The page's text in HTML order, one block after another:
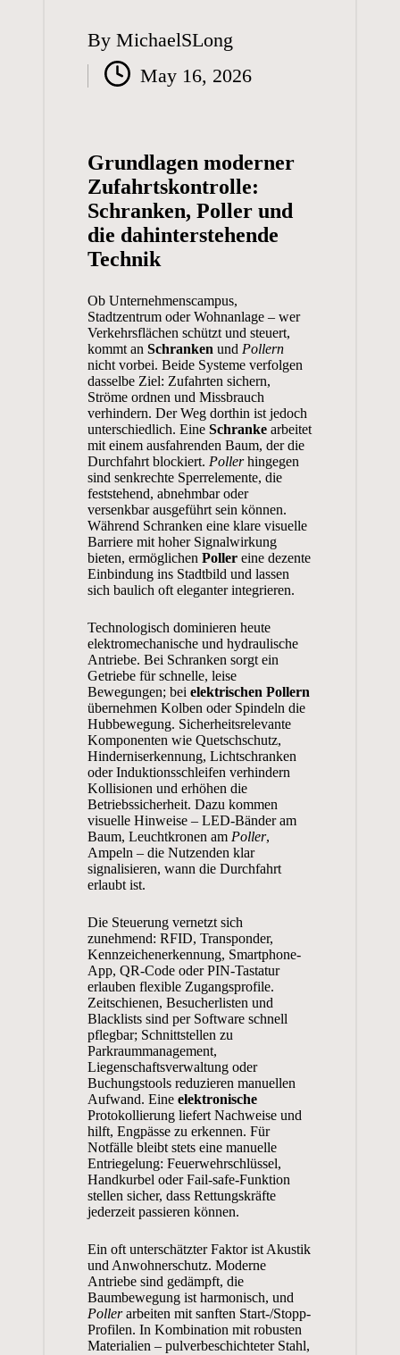
Posted
by
By MichaelSLong
May 16, 2026
Grundlagen moderner
Zufahrtskontrolle:
Schranken, Poller und
die dahinterstehende
Technik
Ob Unternehmenscampus,
Stadtzentrum oder Wohnanlage – wer
Verkehrsflächen schützt und steuert,
kommt an Schranken und Pollern
nicht vorbei. Beide Systeme verfolgen
dasselbe Ziel: Zufahrten sichern,
Ströme ordnen und Missbrauch
verhindern. Der Weg dorthin ist jedoch
unterschiedlich. Eine Schrankearbeitet
mit einem ausfahrenden Baum, der die
Durchfahrt blockiert. Pollerhingegen
sind senkrechte Sperrelemente, die
feststehend, abnehmbar oder
versenkbar ausgeführt sein können.
Während Schranken eine klare visuelle
Barriere mit hoher Signalwirkung
bieten, ermöglichen Pollereine dezente
Einbindung ins Stadtbild und lassen
sich baulich oft eleganter integrieren.
Technologisch dominieren heute
elektromechanische und hydraulische
Antriebe. Bei Schranken sorgt ein
Getriebe für schnelle, leise
Bewegungen; bei elektrischen Pollern
übernehmen Kolben oder Spindeln die
Hubbewegung. Sicherheitsrelevante
Komponenten wie Quetschschutz,
Hinderniserkennung, Lichtschranken
oder Induktionsschleifen verhindern
Kollisionen und erhöhen die
Betriebssicherheit. Dazu kommen
visuelle Hinweise – LED-Bänder am
Baum, Leuchtkronen am Poller,
Ampeln – die Nutzenden klar
signalisieren, wann die Durchfahrt
erlaubt ist.
Die Steuerung vernetzt sich
zunehmend: RFID, Transponder,
Kennzeichenerkennung, Smartphone-
App, QR-Code oder PIN-Tastatur
erlauben flexible Zugangsprofile.
Zeitschienen, Besucherlisten und
Blacklists sind per Software schnell
pflegbar; Schnittstellen zu
Parkraummanagement,
Liegenschaftsverwaltung oder
Buchungstools reduzieren manuellen
Aufwand. Eine elektronische
Protokollierung liefert Nachweise und
hilft, Engpässe zu erkennen. Für
Notfälle bleibt stets eine manuelle
Entriegelung: Feuerwehrschlüssel,
Handkurbel oder Fail-safe-Funktion
stellen sicher, dass Rettungskräfte
jederzeit passieren können.
Ein oft unterschätzter Faktor ist Akustik
und Anwohnerschutz. Moderne
Antriebe sind gedämpft, die
Baumbewegung ist harmonisch, und
Pollerarbeiten mit sanften Start-/Stopp-
Profilen. In Kombination mit robusten
Materialien – pulverbeschichteter Stahl,